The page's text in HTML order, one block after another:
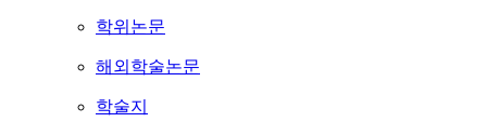
학위논문
해외학술논문
학술지